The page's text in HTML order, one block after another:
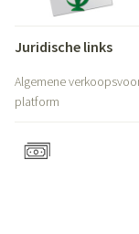
Juridische links
Algemene
platform